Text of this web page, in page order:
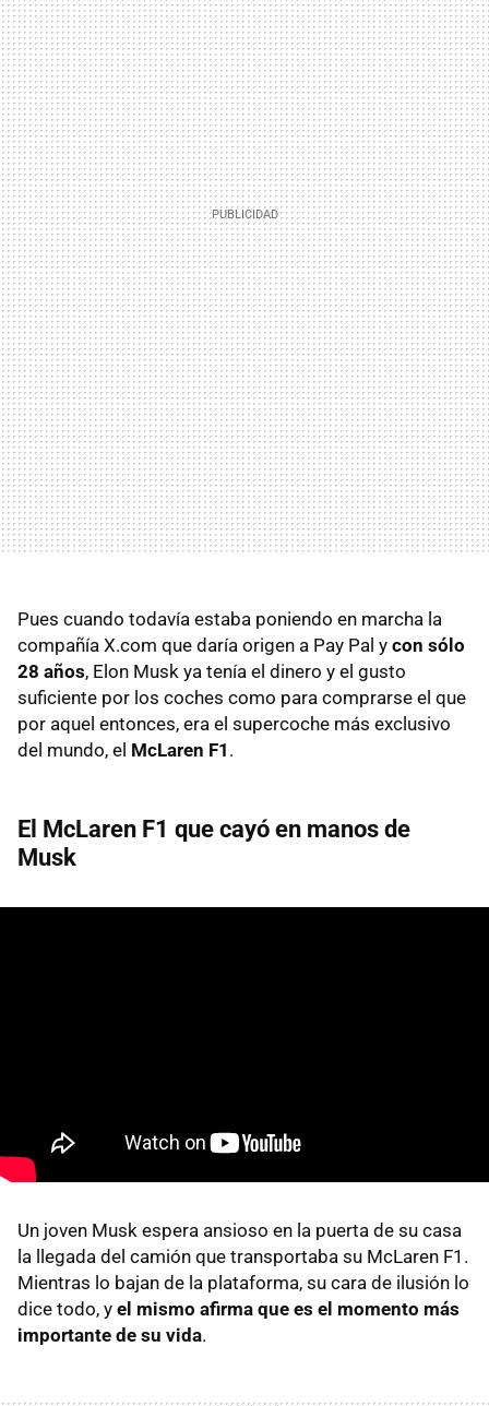
Pues cuando todavía estaba poniendo en marcha la
compañía X.com que daría origen a Pay Pal y con sólo
28 años, Elon Musk ya tenía el dinero y el gusto
suficiente por los coches como para comprarse el que
por aquel entonces, era el supercoche más exclusivo
del mundo, el McLaren F1 .
El McLaren F1 que cayó en manos de
Musk
Un joven Musk espera ansioso en la puerta de su casa
la llegada del camión que transportaba su McLaren F1.
Mientras lo bajan de la plataforma, su cara de ilusión lo
dice todo, y el mismo afirma que es el momento más
importante de su vida.